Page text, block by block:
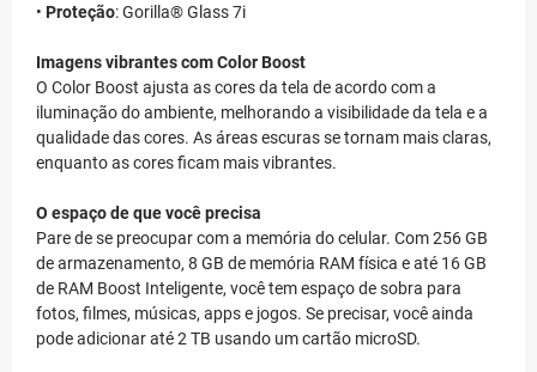
• Proteção: Gorilla® Glass 7i
Imagens vibrantes com Color Boost
O Color Boost ajusta as cores da tela de acordo com a
iluminação do ambiente, melhorando a visibilidade da tela e a
qualidade das cores. As áreas escuras se tornam mais claras,
enquanto as cores ficam mais vibrantes.
O espaço de que você precisa
Pare de se preocupar com a memória do celular. Com 256 GB
de armazenamento, 8 GB de memória RAM física e até 16 GB
de RAM Boost Inteligente, você tem espaço de sobra para
fotos, filmes, músicas, apps e jogos. Se precisar, você ainda
pode adicionar até 2 TB usando um cartão microSD.